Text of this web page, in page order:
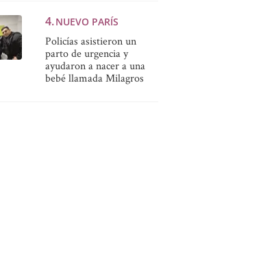
NUEVO PARÍS
Policías asistieron un
parto de urgencia y
ayudaron a nacer a una
bebé llamada Milagros